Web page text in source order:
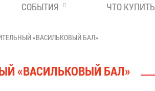
СОБЫТИЯ ЧТО КУПИТЬ
«ВАСИЛЬКОВЫЙ БАЛ»
«ВАСИЛЬКОВЫЙ БАЛ»